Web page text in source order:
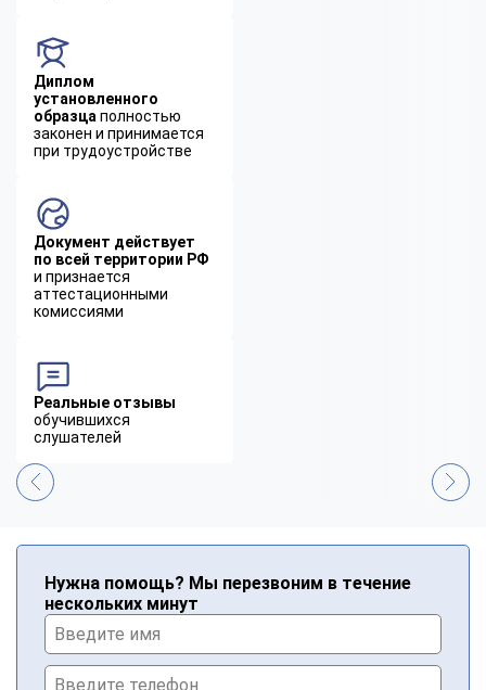
Диплом
установленного
образца полностью
законен и принимается
при трудоустройстве
Документ действует
по всей территории РФ
и признается
аттестационными
комиссиями
Реальные отзывы
обучившихся
слушателей
Нужна помощь? Мы перезвоним в течение
нескольких минут